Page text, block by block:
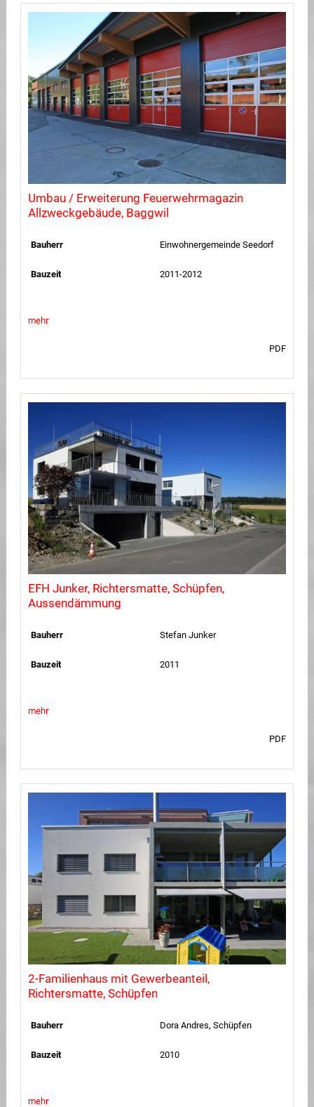
Umbau / Erweiterung Feuerwehrmagazin
Allzweckgebäude, Baggwil
Bauherr Einwohnergemeinde Seedorf
Bauzeit 2011-2012
mehr
PDF
EFH Junker, Richtersmatte, Schüpfen,
Aussendämmung
Bauherr Stefan Junker
Bauzeit 2011
mehr
PDF
2-Familienhaus mit Gewerbeanteil,
Richtersmatte, Schüpfen
Bauherr Dora Andres, Schüpfen
Bauzeit 2010
mehr